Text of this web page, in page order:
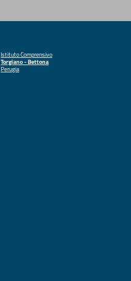
Istituto Comprensivo
Torgiano - Bettona
Perugia